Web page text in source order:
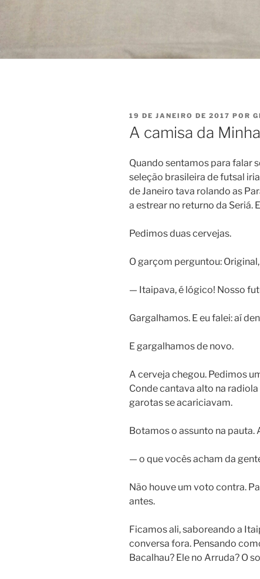
PUBLICADO
EM
19 DE JANEIRO DE 2017 POR
A camisa da
Quando sentamos para falar
seleção brasileira de futsal
de Janeiro tava rolando as
a estrear no returno da Seriá.
Pedimos duas cervejas.
O garçom perguntou:
— Itaipava, é lógico! Nosso
Gargalhamos. E eu falei: aí
E gargalhamos de novo.
A cerveja chegou. Pedimos
Conde cantava alto na
garotas se acariciavam.
Botamos o assunto na pauta.
— o que vocês acham da
Não houve um voto contra.
antes.
Ficamos ali, saboreando a
conversa fora. Pensando
Bacalhau? Ele no Arruda? O